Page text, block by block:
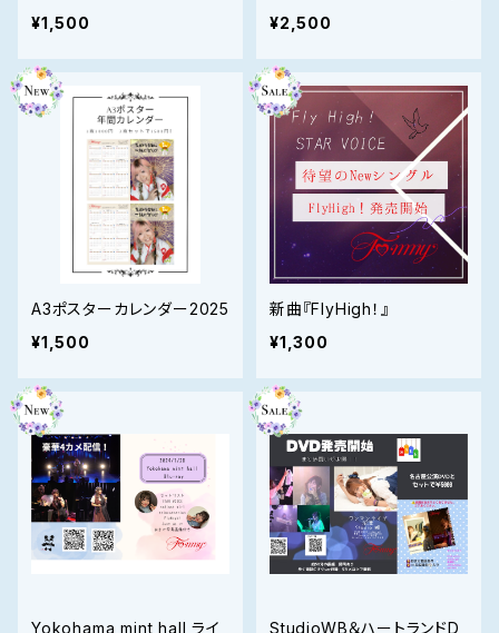
¥1,500
¥2,500
A3ポスターカレンダー2025
¥1,500
新曲『FlyHigh！』
¥1,300
Yokohama mint hall ライ
StudioWB＆ハートランドD